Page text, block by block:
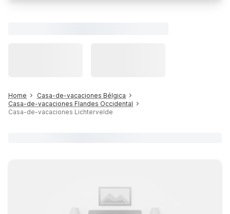
Home
Casa-de-vacaciones Bélgica
Casa-de-vacaciones Flandes Occidental
Casa-de-vacaciones Lichtervelde